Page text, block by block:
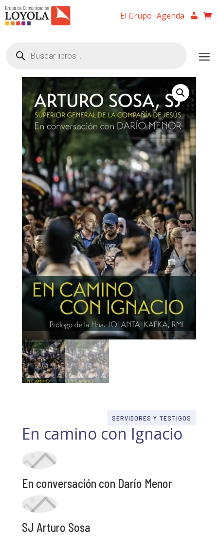
El Grupo Agenda
productos
SERVIDORES Y TESTIGOS
En camino con Ignacio
En conversación con Darío Menor
SJ Arturo Sosa